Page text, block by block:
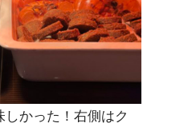
かった！右側はク